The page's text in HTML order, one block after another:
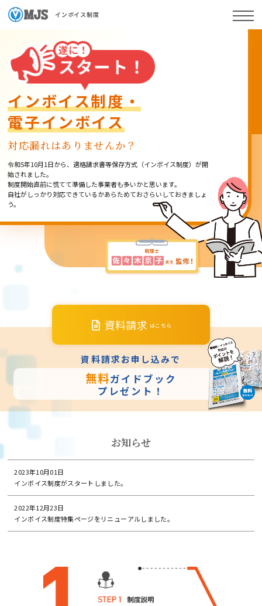
インボイス制度
インボイス制度・
電子インボイス
対応漏れはありませんか？
令和5年10月1日から、適格請求書等保存方式（インボイス制度）が開
始されました。
制度開始直前に慌てて準備した事業者も多いかと思います。
自社がしっかり対応できているかあらためておさらいしておきましょ
う。
資料請求 はこちら
資料請求お申し込みで
無料ガイドブック
プレゼント！
お知らせ
2023年10月01日
インボイス制度がスタートしました。
2022年12月23日
インボイス制度特集ページをリニューアルしました。